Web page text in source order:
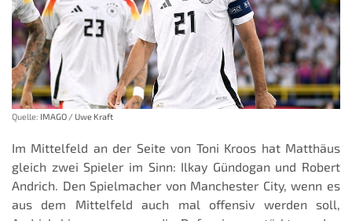
Quelle: IMAGO / Uwe Kraft
Im Mittelfeld an der Seite von Toni Kroos hat Matthäus
gleich zwei Spieler im Sinn: Ilkay Gündogan und Robert
Andrich. Den Spielmacher von Manchester City, wenn es
aus dem Mittelfeld auch mal offensiv werden soll,